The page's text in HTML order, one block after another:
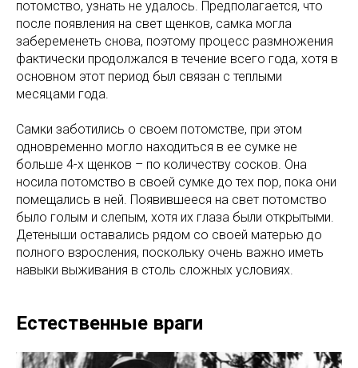
потомство, узнать не удалось. Предполагается, что
после появления на свет щенков, самка могла
забеременеть снова, поэтому процесс размножения
фактически продолжался в течение всего года, хотя в
основном этот период был связан с теплыми
месяцами года.
Самки заботились о своем потомстве, при этом
одновременно могло находиться в ее сумке не
больше 4-х щенков – по количеству сосков. Она
носила потомство в своей сумке до тех пор, пока они
помещались в ней. Появившееся на свет потомство
было голым и слепым, хотя их глаза были открытыми.
Детеныши оставались рядом со своей матерью до
полного взросления, поскольку очень важно иметь
навыки выживания в столь сложных условиях.
Естественные враги